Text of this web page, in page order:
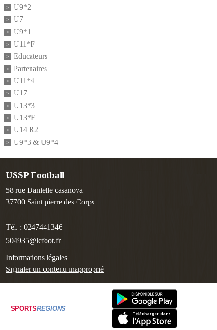
U9*2
U7
U9*1
U11*F
Educateurs
Partenaires
U11*4
U17
U13*3
U13*F
U14 R2
U9*3 & U9*4
USSP Football
58 rue Danielle casanova
37700 Saint pierre des Corps
Tél. : 0247441346
504935@lcfoot.fr
Informations légales
Signaler un contenu inapproprié
SPORTSREGIONS